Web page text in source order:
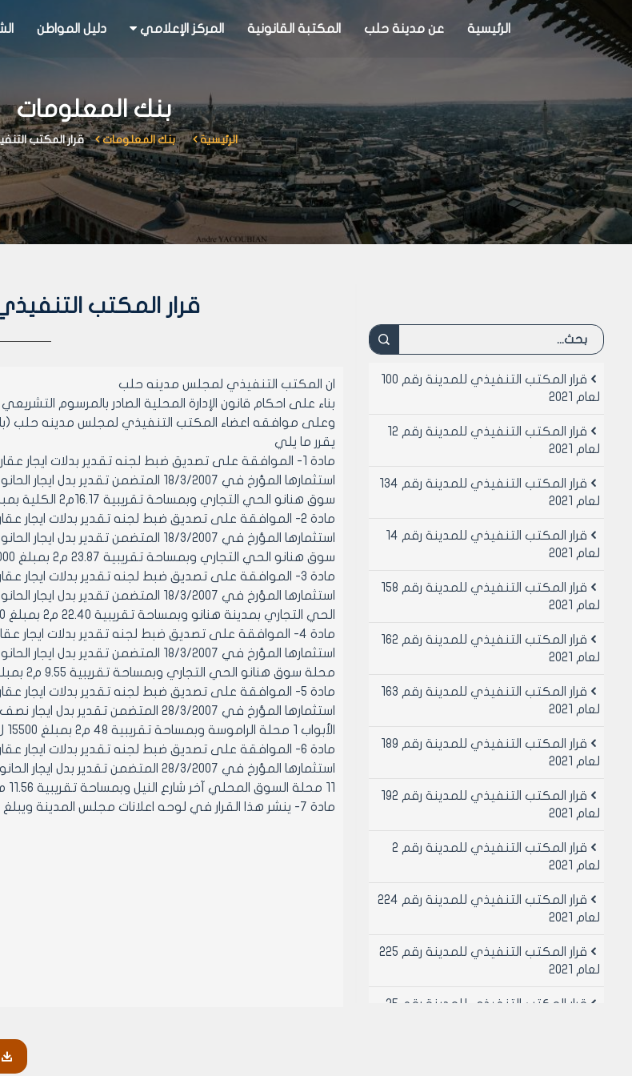
الرئيسية عن مدينة حلب المكتبة القانونية المركز الإعلامي دليل المواطن
بنك المعلومات
الرئيسية بنك المعلومات قرار المكتب
قرار المكتب التنفيذي
ان المكتب التنفيذي لمجلس مدينه حلب
بناء على احكام قانون الإدارة المحلية الصادر بالمرسوم التشريعي رقم 15 لعام 1971 ولائحته التنفيذية
وعلى موافقه اعضاء المكتب التنفيذي لمجلس مدينه حلب (بالإجماع) في
يقرر ما يلي
مادة 1- الموافقة على تصديق ضبط لجنه تقدير بدلات ايجار
سوق هنانو الحي التجاري وبمساحة تقريبية 16.17م2 الكلية بمبلغ 12000 ل.س اثنا عشر ألف ليرة سورية لا غير سنويا
مادة 2- الموافقة على تصديق ضبط لجنه تقدير بدلات ايجار
سوق هنانو الحي التجاري وبمساحة تقريبية 23.87 م2 بمبلغ 15000 ل.س خمسة عشر ألف ليرة سورية لا غير سنويا
مادة 3- الموافقة على تصديق ضبط لجنه تقدير بدلات ايجار
الحي التجاري بمدينة هنانو وبمساحة تقريبية 22.40 م2 بمبلغ 16000 ل.س ستة عشر ألف ليرة سورية لا غير سنويا
مادة 4- الموافقة على تصديق ضبط لجنه تقدير بدلات ايجار
محلة سوق هنانو الحي التجاري وبمساحة تقريبية 9.55 م2 بمبلغ 9000 ل.س تسعة آلاف ليرة سورية لا غير سنويا
مادة 5- الموافقة على تصديق ضبط لجنه تقدير بدلات ايجار
استثمارها المؤرخ في 28/3/2007
الأبواب 1 محلة الراموسة وبمساحة تقريبية 48 م2 بمبلغ 15500 ل.س خمسة عشر ألف وخمسمائة ليرة سورية لا غير سنويا
مادة 6- الموافقة على تصديق ضبط لجنه تقدير بدلات ايجار
11 محلة السوق المحلي آخر شارع النيل وبمساحة تقريبية 11.56 م2 بمبلغ 7000 ل.س سبعة آلاف ليرة سورية لا غير سنويا
مادة 7- ينشر هذا القرار في لوحه اعلانات مجلس المدينة ويبلغ من يلزم لتنفيذه اصولا
قرار المكتب التنفيذي للمدينة رقم 100
لعام 2021
قرار المكتب التنفيذي للمدينة رقم 12
لعام 2021
قرار المكتب التنفيذي للمدينة رقم 134
لعام 2021
قرار المكتب التنفيذي للمدينة رقم 14
لعام 2021
قرار المكتب التنفيذي للمدينة رقم 158
لعام 2021
قرار المكتب التنفيذي للمدينة رقم 162
لعام 2021
قرار المكتب التنفيذي للمدينة رقم 163
لعام 2021
قرار المكتب التنفيذي للمدينة رقم 189
لعام 2021
قرار المكتب التنفيذي للمدينة رقم 192
لعام 2021
قرار المكتب التنفيذي للمدينة رقم 2
لعام 2021
قرار المكتب التنفيذي للمدينة رقم 224
لعام 2021
قرار المكتب التنفيذي للمدينة رقم 225
لعام 2021
قرار المكتب التنفيذي للمدينة رقم 25